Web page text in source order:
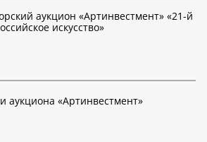
аукцион «Артинвестмент» «21-й
искусство»
аукциона «Артинвестмент»